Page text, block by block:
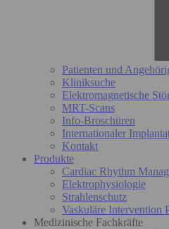
Patienten und
Kliniksuche
Elektromagnetische
MRT-Scans
Info-Broschüren
Internationaler
Kontakt
Produkte
Cardiac Rhythm
Elektrophysiologie
Strahlenschutz
Vaskuläre Intervention
Medizinische Fachkräfte